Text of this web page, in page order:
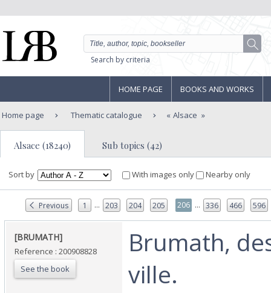
Search by criteria
HOME PAGE BOOKS AND WORKS
Home page Thematic catalogue Alsace
Alsace (18240) Sub topics (42)
Sort by With images only Nearby only
Previous 1 ... 203 204 205 206 ... 336 466 596
‎[BRUMATH]‎
Reference : 200908828
See the book
‎Brumath,
ville. ‎